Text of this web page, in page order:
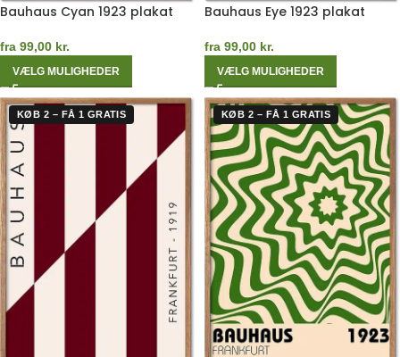
Bauhaus Cyan 1923 plakat
fra 99,00 kr.
VÆLG MULIGHEDER
Bauhaus Eye 1923 plakat
fra 99,00 kr.
VÆLG MULIGHEDER
KØB 2 – FÅ 1 GRATIS KØB 2 – FÅ 1 GRATIS